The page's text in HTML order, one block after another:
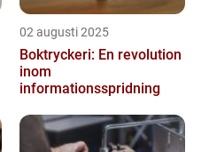
02 augusti 2025
Boktryckeri: En revolution
inom
informationsspridning